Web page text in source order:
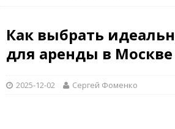
Как выбрать
для аренды в Москве
2025-12-02 Сергей Фоменко